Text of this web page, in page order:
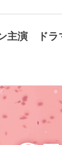
主演 ド